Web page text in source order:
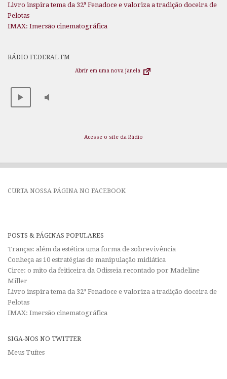
Livro inspira tema da 32ª Fenadoce e valoriza a tradição doceira de
Pelotas
IMAX: Imersão cinematográfica
RÁDIO FEDERAL FM
Abrir em uma nova janela
Acesse o site da Rádio
CURTA NOSSA PÁGINA NO FACEBOOK
POSTS & PÁGINAS POPULARES
Tranças: além da estética uma forma de sobrevivência
Conheça as 10 estratégias de manipulação midiática
Circe: o mito da feiticeira da Odisseia recontado por Madeline
Miller
Livro inspira tema da 32ª Fenadoce e valoriza a tradição doceira de
Pelotas
IMAX: Imersão cinematográfica
SIGA-NOS NO TWITTER
Meus Tuítes